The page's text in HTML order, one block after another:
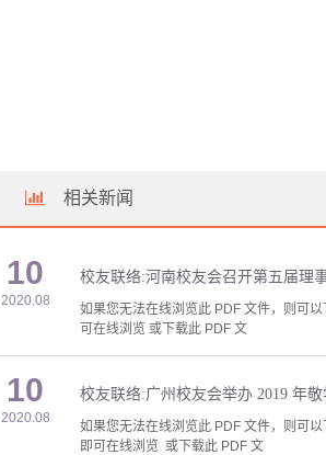
相关新闻
10
2020.08
校友联络:河南校友会召开第五届理
如果您无法在线浏览此 PDF 文件，则可
可在线浏览 或下载此 PDF 文
10
2020.08
校友联络:广州校友会举办 2019 年
如果您无法在线浏览此 PDF 文件，则可
即可在线浏览 或下载此 PDF 文